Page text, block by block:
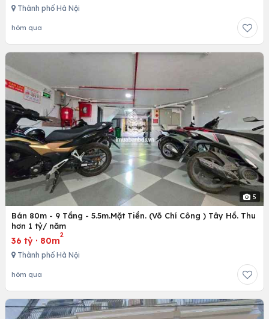
Thành phố Hà Nội
hôm qua
5
Bán 80m - 9 Tầng - 5.5m.Mặt Tiền. (Võ Chí Công ) Tây Hồ. Thu
hơn 1 tỷ/ năm
36 tỷ · 80m
2
Thành phố Hà Nội
hôm qua